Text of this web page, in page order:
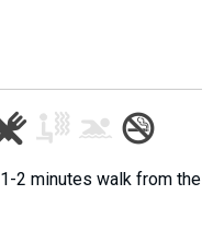
2 minutes walk from the